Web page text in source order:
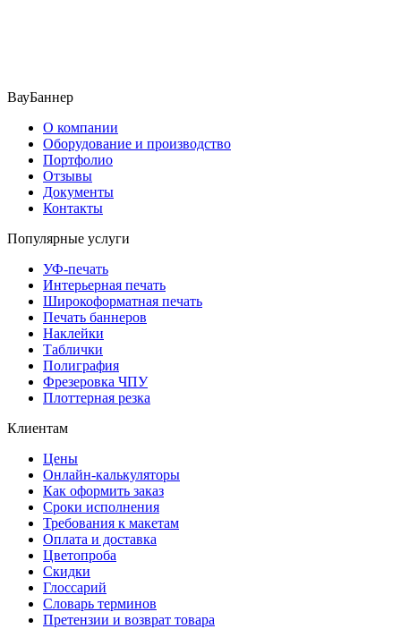
ВауБаннер
О компании
Оборудование и производство
Портфолио
Отзывы
Документы
Контакты
Популярные услуги
УФ-печать
Интерьерная печать
Широкоформатная печать
Печать баннеров
Наклейки
Таблички
Полиграфия
Фрезеровка ЧПУ
Плоттерная резка
Клиентам
Цены
Онлайн-калькуляторы
Как оформить заказ
Сроки исполнения
Требования к макетам
Оплата и доставка
Цветопроба
Скидки
Глоссарий
Словарь терминов
Претензии и возврат товара